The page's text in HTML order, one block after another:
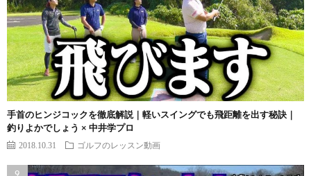
手首のヒンジコックを徹底解説｜軽いスイングでも飛距離を出す秘訣｜
釣りよかでしょう × 中井学プロ
2018.10.31 ゴルフのレッスン動画